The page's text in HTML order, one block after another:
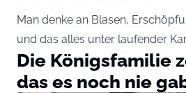
Man denke an Blasen,
und das alles unter laufender
Die Königsfamilie
das es noch nie